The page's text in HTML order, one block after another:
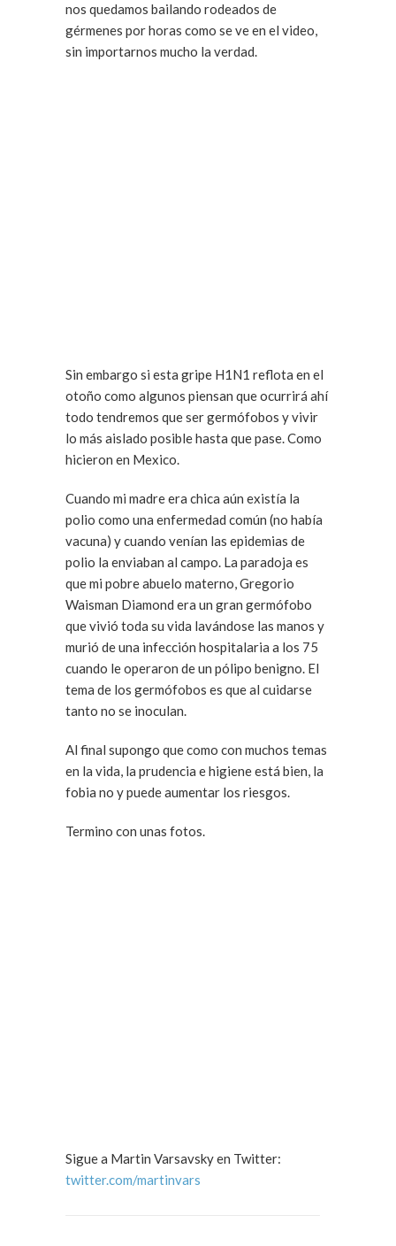
nos quedamos bailando rodeados de
gérmenes por horas como se ve en el video,
sin importarnos mucho la verdad.
Sin embargo si esta gripe H1N1 reflota en el
otoño como algunos piensan que ocurrirá ahí
todo tendremos que ser germófobos y vivir
lo más aislado posible hasta que pase. Como
hicieron en Mexico.
Cuando mi madre era chica aún existía la
polio como una enfermedad común (no había
vacuna) y cuando venían las epidemias de
polio la enviaban al campo. La paradoja es
que mi pobre abuelo materno, Gregorio
Waisman Diamond era un gran germófobo
que vivió toda su vida lavándose las manos y
murió de una infección hospitalaria a los 75
cuando le operaron de un pólipo benigno. El
tema de los germófobos es que al cuidarse
tanto no se inoculan.
Al final supongo que como con muchos temas
en la vida, la prudencia e higiene está bien, la
fobia no y puede aumentar los riesgos.
Termino con unas fotos.
Sigue a Martin Varsavsky en Twitter:
twitter.com/martinvars